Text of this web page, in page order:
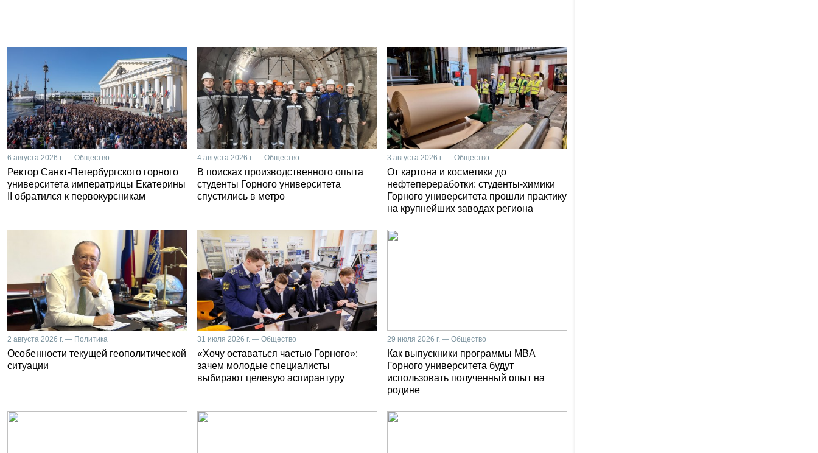
6 августа 2026 г. — Общество
Ректор Санкт-Петербургского горного
университета императрицы Екатерины
II обратился к первокурсникам
4 августа 2026 г. — Общество
В поисках производственного опыта
студенты Горного университета
спустились в метро
3 августа 2026 г. — Общество
От картона и косметики до
нефтепереработки: студенты-химики
Горного университета прошли практику
на крупнейших заводах региона
2 августа 2026 г. — Политика
Особенности текущей геополитической
ситуации
31 июля 2026 г. — Общество
«Хочу оставаться частью Горного»:
зачем молодые специалисты
выбирают целевую аспирантуру
29 июля 2026 г. — Общество
Как выпускники программы MBA
Горного университета будут
использовать полученный опыт на
родине